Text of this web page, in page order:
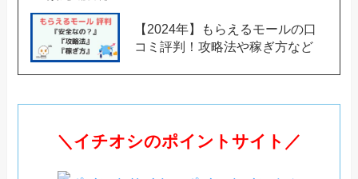
【2024年】もらえるモールの口
コミ評判！攻略法や稼ぎ方など
＼イチオシのポイントサイト／